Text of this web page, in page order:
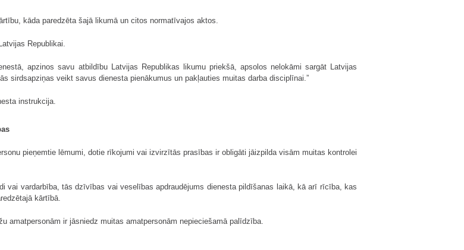
kāda paredzēta šajā likumā un citos normatīvajos aktos.
Republikai.
apzinos savu atbildību Latvijas Republikas likumu priekšā, apsolos nelokāmi sargāt Latvijas
sirdsapziņas veikt savus dienesta pienākumus un pakļauties muitas darba disciplīnai.”
instrukcija.
pieņemtie lēmumi, dotie rīkojumi vai izvirzītās prasības ir obligāti jāizpilda visām muitas kontrolei
vai vardarbība, tās dzīvības vai veselības apdraudējums dienesta pildīšanas laikā, kā arī rīcība, kas
kārtībā.
amatpersonām ir jāsniedz muitas amatpersonām nepieciešamā palīdzība.